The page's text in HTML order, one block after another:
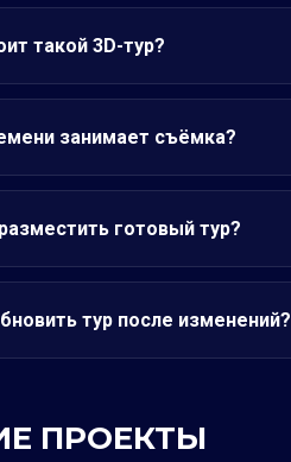
такой 3D-тур?
занимает съёмка?
готовый тур?
тур после изменений?
ПРОЕКТЫ